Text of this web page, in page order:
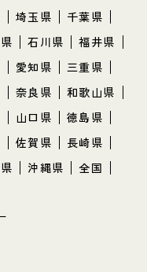
埼玉県
千葉県
石川県
福井県
愛知県
三重県
奈良県
和歌山県
山口県
徳島県
佐賀県
長崎県
沖縄県 全国